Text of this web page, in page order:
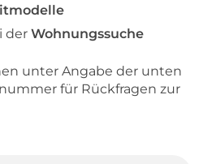
der Wohnungssuche
unter Angabe der unten
für Rückfragen zur